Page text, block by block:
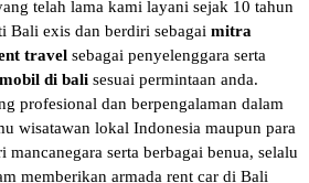
telah lama kami layani sejak 10 tahun
Bali exis dan berdiri sebagai mitra
travel sebagai penyelenggara serta
di bali sesuai permintaan anda.
profesional dan berpengalaman dalam
wisatawan lokal Indonesia maupun para
serta berbagai benua, selalu
memberikan armada rent car di Bali